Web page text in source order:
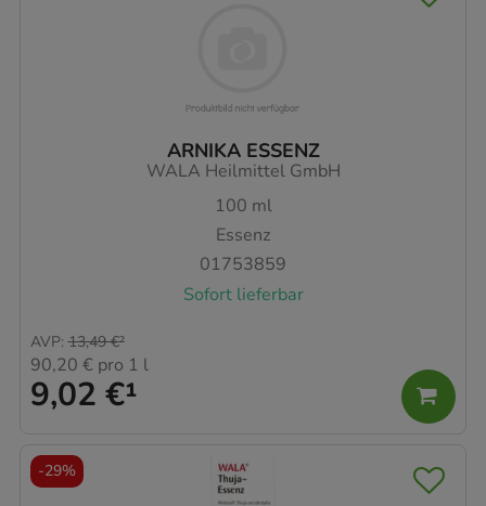
ARNIKA ESSENZ
WALA Heilmittel GmbH
100 ml
Essenz
01753859
Sofort lieferbar
9,02 €¹
AVP: 13,49 €²
90,20 € pro 1 l
-29%